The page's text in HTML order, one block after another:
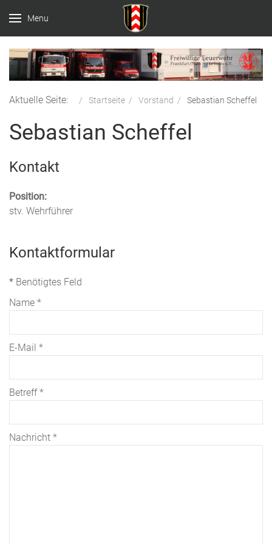
Menu
Aktuelle Seite: Startseite Vorstand Sebastian Scheffel
Sebastian Scheffel
Kontakt
Position:
stv. Wehrführer
Kontaktformular
* Benötigtes Feld
Name *
E-Mail *
Betreff*
Nachricht *